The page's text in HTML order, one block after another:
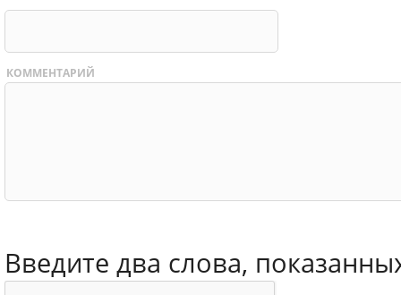
КОММЕНТАРИЙ
Введите два слова,